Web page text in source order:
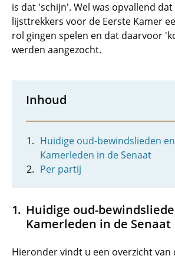
is dat 'schijn'. Wel was opvallend dat
lijsttrekkers voor de Eerste Kamer
rol gingen spelen en dat daarvoor
werden aangezocht.
Inhoud
Huidige oud-bewindslieden
Kamerleden in de Senaat
Per partij
Huidige oud-
Kamerleden in de Senaat
Hieronder vindt u een overzicht van